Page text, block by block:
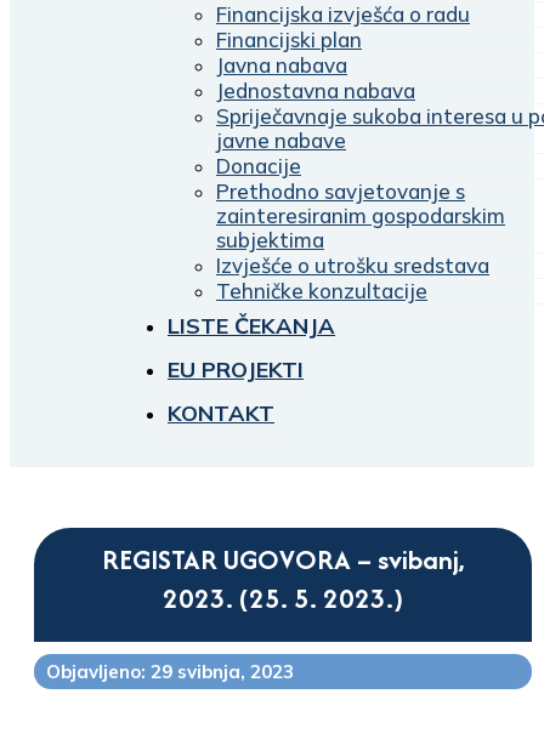
Financijska izvješća o radu
Financijski plan
Javna nabava
Jednostavna nabava
Spriječavnaje sukoba interesa u
javne nabave
Donacije
Prethodno savjetovanje s
zainteresiranim gospodarskim
subjektima
Izvješće o utrošku sredstava
Tehničke konzultacije
LISTE ČEKANJA
EU PROJEKTI
KONTAKT
REGISTAR UGOVORA – svibanj,
2023. (25. 5. 2023.)
Objavljeno: 29 svibnja, 2023